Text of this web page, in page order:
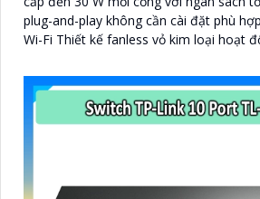
plug-and-play không cần cài đặt phù
Wi-Fi Thiết kế fanless vỏ kim loại hoạt
phòng hoặc gia đình